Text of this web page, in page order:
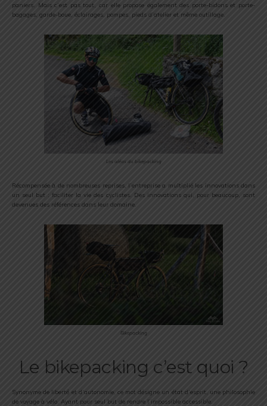
paniers. Mais c’est pas tout, car elle propose également des porte-bidons et porte-
bagages, garde-boue, éclairages, pompes, pieds d’atelier et même outillage.
Les aléas du bikepacking
Récompensée à de nombreuses reprises, l’entreprise a multiplié les innovations dans
un seul but : faciliter la vie des cyclistes. Des innovations qui, pour beaucoup, sont
devenues des références dans leur domaine.
Bikepacking
Le bikepacking c’est quoi ?
Synonyme de liberté et d’autonomie, ce mot désigne un état d’esprit, une philosophie
de voyage à vélo. Ayant pour seul but de rendre l’impossible accessible.